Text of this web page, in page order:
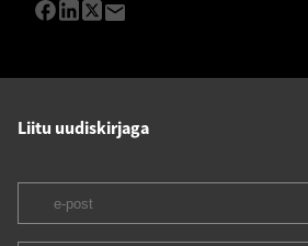
Liitu uudiskirjaga